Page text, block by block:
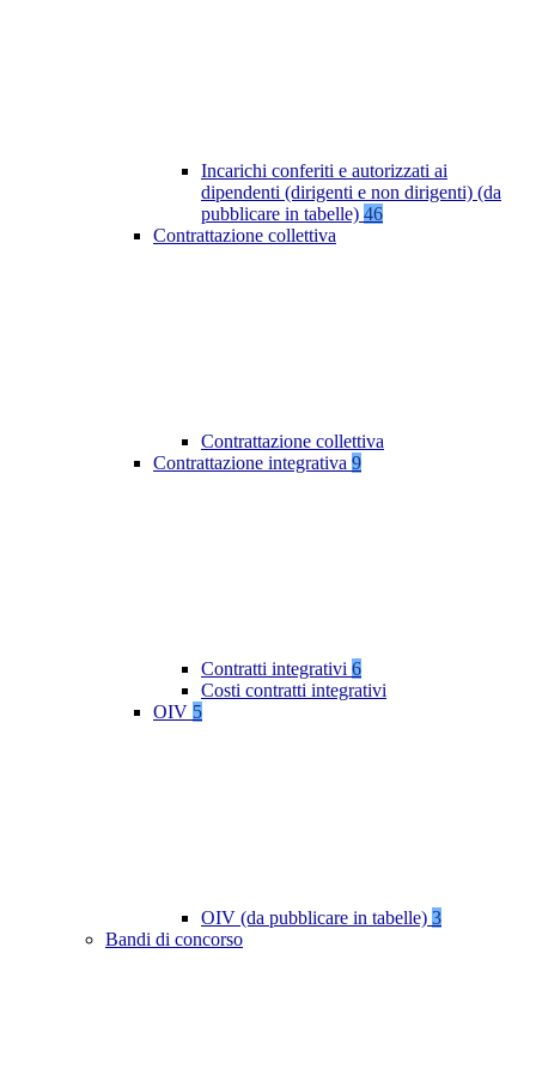
Incarichi conferiti e autorizzati ai
dipendenti (dirigenti e non dirigenti) (da
pubblicare in tabelle) 46
Contrattazione collettiva
Contrattazione collettiva
Contrattazione integrativa 9
Contratti integrativi 6
Costi contratti integrativi
OIV 5
OIV (da pubblicare in tabelle) 3
Bandi di concorso